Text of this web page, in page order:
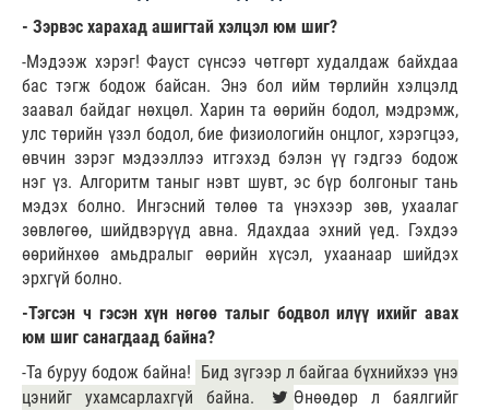
- Зэрвэс харахад ашигтай хэлцэл юм шиг?
-Мэдээж хэрэг! Фауст сүнсээ чөтгөрт худалдаж байхдаа
бас тэгж бодож байсан. Энэ бол ийм төрлийн хэлцэлд
заавал байдаг нөхцөл. Харин та өөрийн бодол, мэдрэмж,
улс төрийн үзэл бодол, бие физиологийн онцлог, хэрэгцээ,
өвчин зэрэг мэдээллээ итгэхэд бэлэн үү гэдгээ бодож
нэг үз. Алгоритм таныг нэвт шувт, эс бүр болгоныг тань
мэдэх болно. Ингэсний төлөө та үнэхээр зөв, ухаалаг
зөвлөгөө, шийдвэрүүд авна. Ядахдаа эхний үед. Гэхдээ
өөрийнхөө амьдралыг өөрийн хүсэл, ухаанаар шийдэх
эрхгүй болно.
-Тэгсэн ч гэсэн хүн нөгөө талыг бодвол илүү ихийг авах
юм шиг санагдаад байна?
-Та буруу бодож байна!
Бид зүгээр л байгаа бүхнийхээ үнэ
цэнийг ухамсарлахгүй байна.
Өнөөдөр л баялгийг